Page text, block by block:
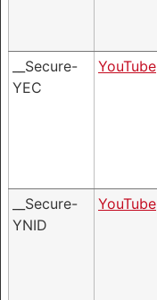
__Secure-
YEC
YouTube
__Secure-
YNID
YouTube